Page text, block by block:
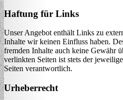
Haftung für Links
Unser Angebot enthält Links zu
Inhalte wir keinen Einfluss haben.
fremden Inhalte auch keine Gewähr
verlinkten Seiten ist stets der
Seiten verantwortlich.
Urheberrecht